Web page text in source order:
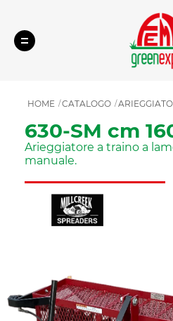
HOME CATALOGO
630-SM cm
Arieggiatore a traino a
manuale.